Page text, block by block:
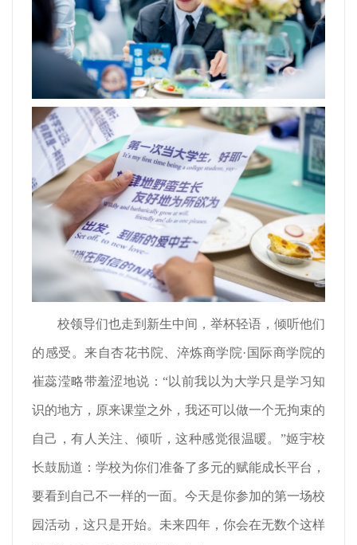
校领导们也走到新生中间，举杯轻语，倾听他们
的感受。来自杏花书院、淬炼商学院·国际商学院的
崔蕊滢略带羞涩地说：“以前我以为大学只是学习知
识的地方，原来课堂之外，我还可以做一个无拘束的
自己，有人关注、倾听，这种感觉很温暖。”姬宇校
长鼓励道：学校为你们准备了多元的赋能成长平台，
要看到自己不一样的一面。今天是你参加的第一场校
园活动，这只是开始。未来四年，你会在无数个这样